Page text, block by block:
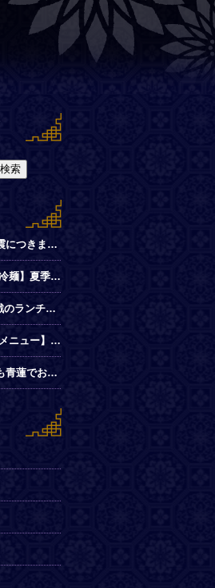
熊本県で発生した地震につきまして
健康中華 青蓮【新作冷麺】夏季限定◎冷やし麻辣麺
⚽ワールドカップ観戦のランチは青蓮で！
健康中華 青蓮【冷麺メニュー】一部店舗にてスタート
健康中華 青蓮【GWも青蓮でお待ちしております】